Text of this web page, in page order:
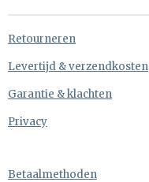
Retourneren
Levertijd & verzendkosten
Garantie & klachten
Privacy
Betaalmethoden